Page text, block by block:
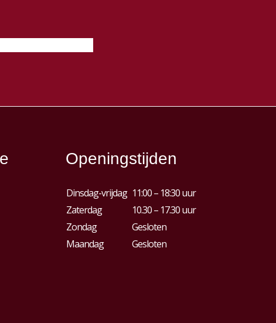
Openingstijden
Dinsdag-vrijdag 11:00 – 18:30 uur
Zaterdag
10.30 – 17.30 uur
Zondag
Gesloten
Maandag
Gesloten